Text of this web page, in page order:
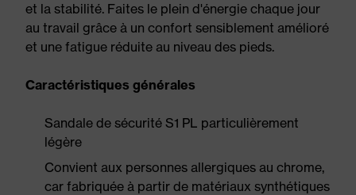
et la stabilité. Faites le plein d'énergie chaque jour
au travail grâce à un confort sensiblement amélioré
et une fatigue réduite au niveau des pieds.
Caractéristiques générales
Sandale de sécurité S1 PL particulièrement
légère
Convient aux personnes allergiques au chrome,
car fabriquée à partir de matériaux synthétiques